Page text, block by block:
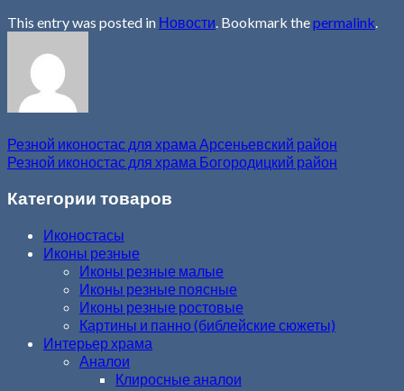
This entry was posted in Новости. Bookmark thepermalink.
Резной иконостас для храма Арсеньевский район
Резной иконостас для храма Богородицкий район
Категории товаров
Иконостасы
Иконы резные
Иконы резные малые
Иконы резные поясные
Иконы резные ростовые
Картины и панно (библейские сюжеты)
Интерьер храма
Аналои
Клиросные аналои